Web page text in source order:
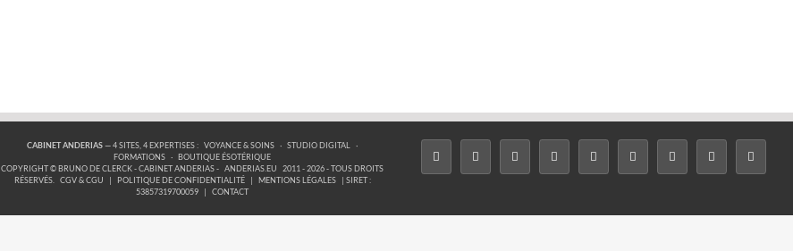
CABINET ANDERIAS— 4 SITES, 4 EXPERTISES : VOYANCE & SOINS · STUDIO DIGITAL ·
FORMATIONS ·
BOUTIQUE ÉSOTÉRIQUE
COPYRIGHT © BRUNO DE CLERCK - CABINET ANDERIAS - ANDERIAS.EU
2011 - 2026 - TOUS DROITS
RÉSERVÉS. CGV & CGU POLITIQUE DE CONFIDENTIALITÉ MENTIONS LÉGALES
| SIRET :
53857319700059
CONTACT